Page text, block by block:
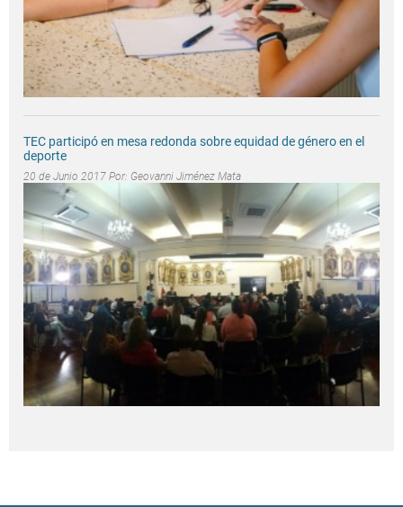
TEC participó en mesa redonda sobre equidad de género en el
deporte
20 de Junio 2017 Por: Geovanni Jiménez Mata